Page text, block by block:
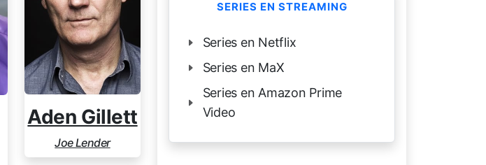
Aden Gillett
Joe Lender
SERIES EN STREAMING
Series en Netflix
Series en MaX
Series en Amazon Prime
Video